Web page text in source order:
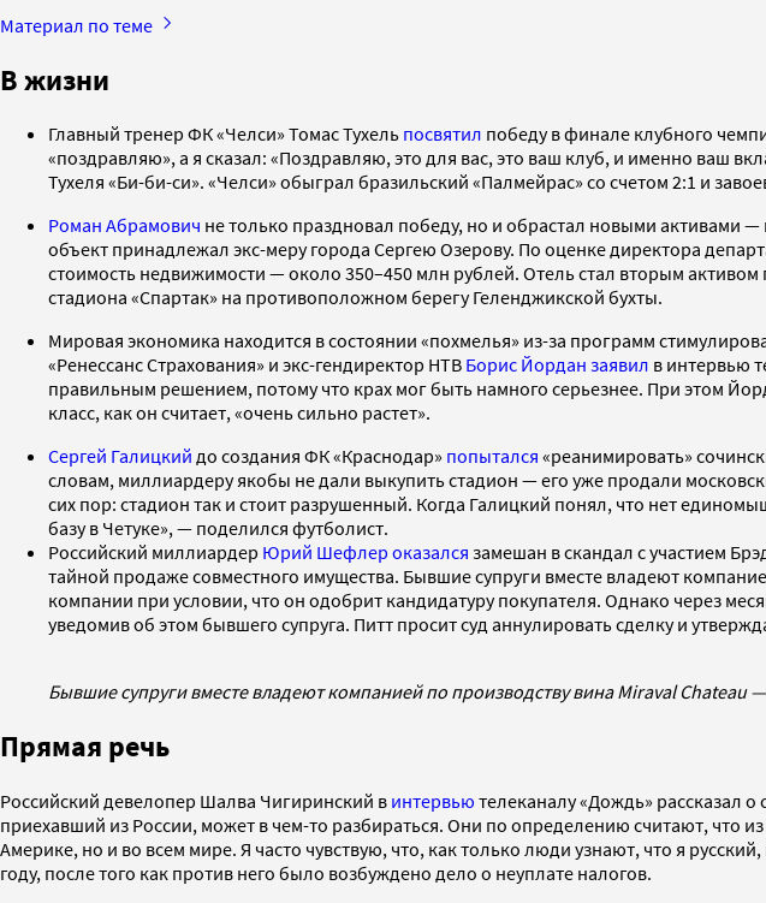
Материал по теме
В жизни
Главный тренер ФК «Челси» Томас Тухель посвятил победу в финале клубного
«поздравляю», а я сказал: «Поздравляю, это для вас, это ваш клуб, и именно ваш
Тухеля «Би-би-си». «Челси» обыграл бразильский «Палмейрас» со счетом 2:1 и
Роман Абрамович не только праздновал победу, но и обрастал новыми активами —
объект принадлежал экс-меру города Сергею Озерову. По оценке директора
стоимость недвижимости — около 350–450 млн рублей. Отель стал вторым
стадиона «Спартак» на противоположном берегу Геленджикской бухты.
Мировая экономика находится в состоянии «похмелья» из-за программ
«Ренессанс Страхования» и экс-гендиректор НТВ Борис Йордан заявил в интервью
правильным решением, потому что крах мог быть намного серьезнее. При этом
класс, как он считает, «очень сильно растет».
Сергей Галицкий до создания ФК «Краснодар» попытался «реанимировать»
словам, миллиардеру якобы не дали выкупить стадион — его уже продали
сих пор: стадион так и стоит разрушенный. Когда Галицкий понял, что нет
базу в Четуке», — поделился футболист.
Российский миллиардер Юрий Шефлер оказался замешан в скандал с участием
тайной продаже совместного имущества. Бывшие супруги вместе владеют
компании при условии, что он одобрит кандидатуру покупателя. Однако через
уведомив об этом бывшего супруга. Питт просит суд аннулировать сделку и
Бывшие супруги вместе владеют компанией по производству вина Miraval Chateau
Прямая речь
Российский девелопер Шалва Чигиринский в интервью телеканалу «Дождь» рассказал
приехавший из России, может в чем-то разбираться. Они по определению считают, что
Америке, но и во всем мире. Я часто чувствую, что, как только люди узнают, что я
году, после того как против него было возбуждено дело о неуплате налогов.